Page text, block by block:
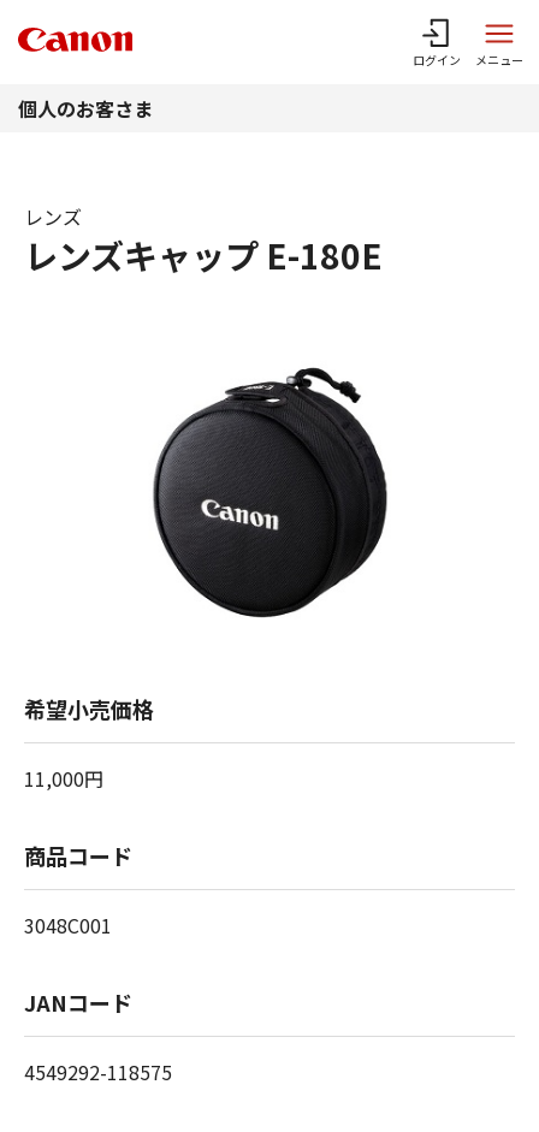
ログイン メニュー
個人のお客さま
レンズキャップ E-180E
レンズ
希望小売価格
11,000円
商品コード
3048C001
JANコード
4549292-118575